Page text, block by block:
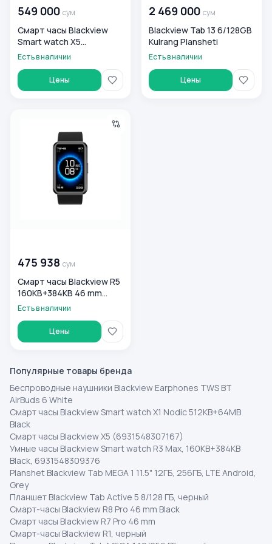
549 000 сум
Смарт часы Blackview
Smart watch X5
256KB+1Мb Black
Есть в наличии
Цены
2 469 000 сум
Blackview Tab 13 6/128GB
Kulrang Plansheti
Есть в наличии
Цены
475 938 сум
Смарт часы Blackview R5
160KB+384KB 46 mm
Black
Есть в наличии
Цены
Популярные товары бренда
Беспроводные наушники Blackview Earphones TWS BT
AirBuds 6 White
Смарт часы Blackview Smart watch X1 Nodic 512KB+64MB
Black
Смарт часы Blackview X5 (6931548307167)
Умные часы Blackview Smart watch R3 Max, 160KB+384KB
Black, 6931548309376
Planshet Blackview Tab MEGA 1 11.5" 12ГБ, 256ГБ, LTE Android,
Grey
Планшет Blackview Tab Active 5 8/128 ГБ, черный
Смарт-часы Blackview R8 Pro 46 mm Black
Смарт часы Blackview R7 Pro 46 mm
Смарт-часы Blackview R1, черный